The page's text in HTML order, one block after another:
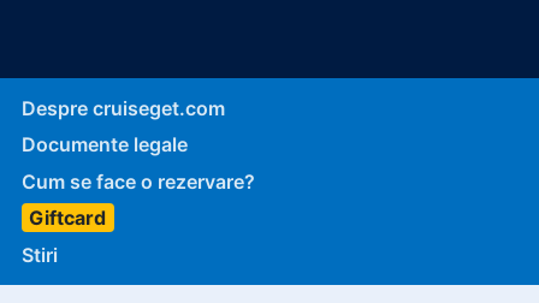
Despre cruiseget.com
Documente legale
Cum se face o rezervare?
Giftcard
Stiri